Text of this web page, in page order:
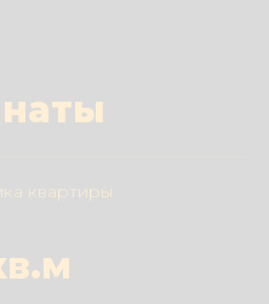
квартиры